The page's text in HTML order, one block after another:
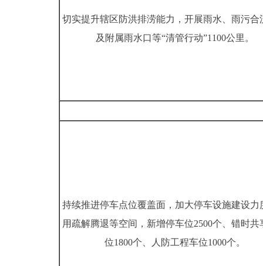
切实提升辖区防洪排涝能力，开展雨水、雨污合
及附属雨水口等“清管行动”1100公里。
持续推进停车点位覆盖面，加大停车设施建设力
用疏解腾退等空间，新增停车位2500个、错时共
位1800个、人防工程车位1000个。